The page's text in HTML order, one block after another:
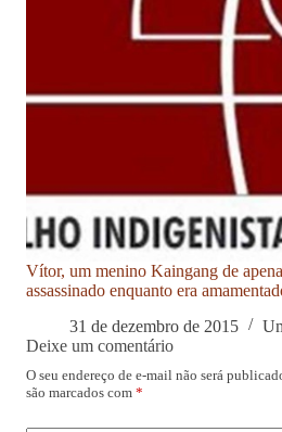
Vítor, um menino Kaingang de
assassinado enquanto era
31 de dezembro de 2015
Deixe um comentário
O seu endereço de e-mail não será
são marcados com *